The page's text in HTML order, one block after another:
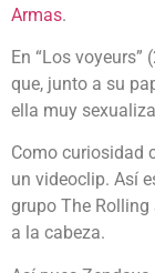
Armas.
En “Los
que, junto a su
ella muy
Como curiosidad
un videoclip. Así
grupo The
a la cabeza.